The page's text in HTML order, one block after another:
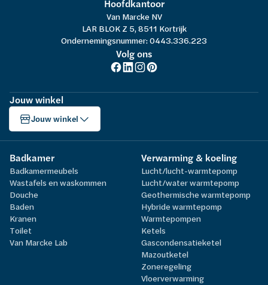
Hoofdkantoor
Van Marcke NV
LAR BLOK Z 5, 8511 Kortrijk
Ondernemingsnummer: 0443.336.223
Volg ons
Jouw winkel
Jouw winkel
Badkamer
Badkamermeubels
Wastafels en waskommen
Douche
Baden
Kranen
Toilet
Van Marcke Lab
Verwarming & koeling
Lucht/lucht-warmtepomp
Lucht/water warmtepomp
Geothermische warmtepomp
Hybride warmtepomp
Warmtepompen
Ketels
Gascondensatieketel
Mazoutketel
Zoneregeling
Vloerverwarming